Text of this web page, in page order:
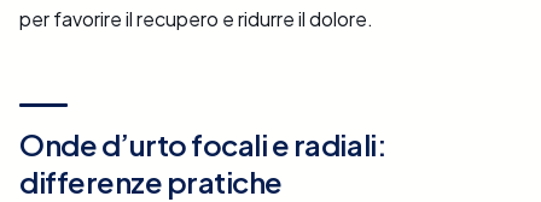
per favorire il recupero e ridurre il dolore.
Onde d’urto focali e radiali:
differenze pratiche